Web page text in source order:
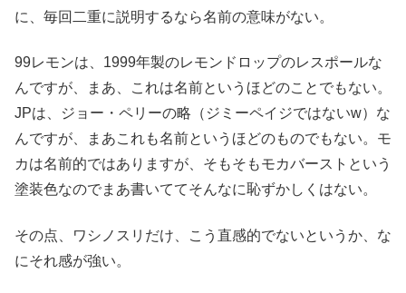
に、毎回二重に説明するなら名前の意味がない。
99レモンは、1999年製のレモンドロップのレスポールな
んですが、まあ、これは名前というほどのことでもない。
JPは、ジョー・ペリーの略（ジミーペイジではないw）な
んですが、まあこれも名前というほどのものでもない。モ
カは名前的ではありますが、そもそもモカバーストという
塗装色なのでまあ書いててそんなに恥ずかしくはない。
その点、ワシノスリだけ、こう直感的でないというか、な
にそれ感が強い。